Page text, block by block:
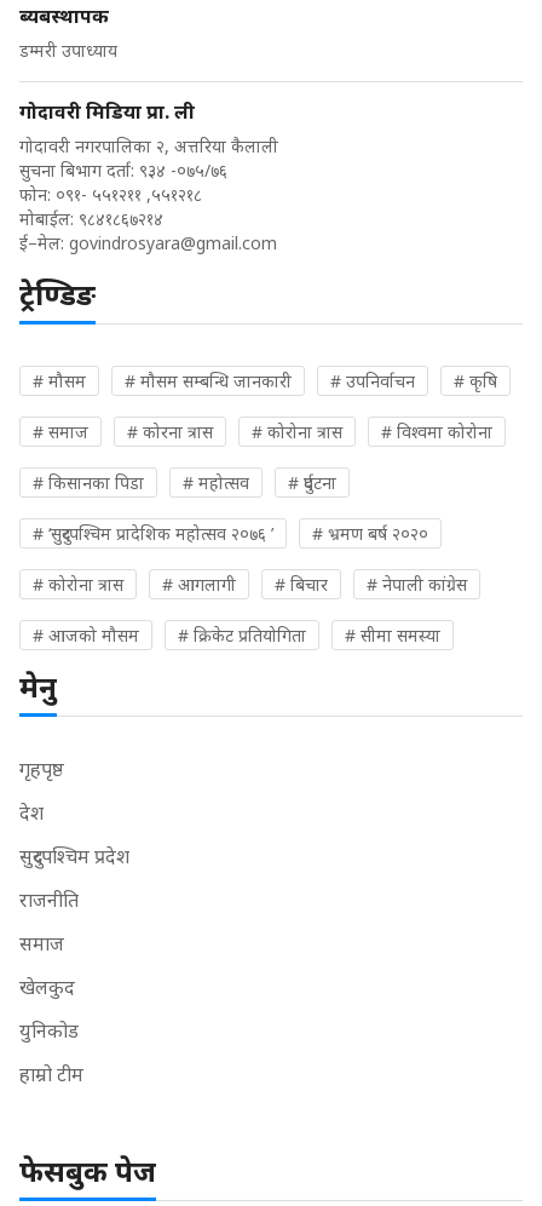
ब्यबस्थापक
डम्मरी उपाध्याय
गोदावरी मिडिया प्रा. ली
गोदावरी नगरपालिका २, अत्तरिया कैलाली
सुचना बिभाग दर्ता: ९३४ -०७५/७६
फोन: ०९१- ५५१२११ ,५५१२१८
मोबाईल: ९८४१८६७२१४
ई–मेल: govindrosyara@gmail.com
ट्रेण्डिङ
# मौसम # मौसम सम्बन्धि जानकारी # उपनिर्वाचन # कृषि
# समाज # कोरना त्रास # कोरोना त्रास # विश्वमा कोरोना
# किसानका पिडा # महोत्सव # दुर्घटना
# ‘सुदुरपश्चिम प्रादेशिक महोत्सव २०७६ ’ # भ्रमण बर्ष २०२०
# कोरोना त्रास # आगलागी # बिचार # नेपाली कांग्रेस
# आजको मौसम # क्रिकेट प्रतियोगिता # सीमा समस्या
मेनु
गृहपृष्ठ
देश
सुदुरपश्चिम प्रदेश
राजनीति
समाज
खेलकुद
युनिकोड
हाम्रो टीम
फेसबुक पेज